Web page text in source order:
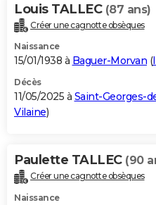
Louis TALLEC (87 ans)
Créer une cagnotte obsèques
Naissance
15/01/1938 à Baguer-Morvan (
Décès
11/05/2025 à Saint-Georges-
Vilaine)
Paulette TALLEC (90
Créer une cagnotte obsèques
Naissance